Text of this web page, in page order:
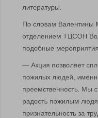
литературы.
По словам Валентины
отделением ТЦСОН
подобные
— Акция позволяет
пожилых людей,
преемственность. Мы
радость пожилым
признательность за